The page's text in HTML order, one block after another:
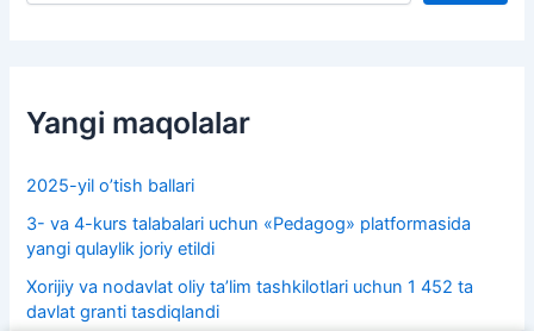
Yangi maqolalar
2025-yil o’tish ballari
3- va 4-kurs talabalari uchun «Pedagog» platformasida
yangi qulaylik joriy etildi
Xorijiy va nodavlat oliy taʼlim tashkilotlari uchun 1 452 ta
davlat granti tasdiqlandi